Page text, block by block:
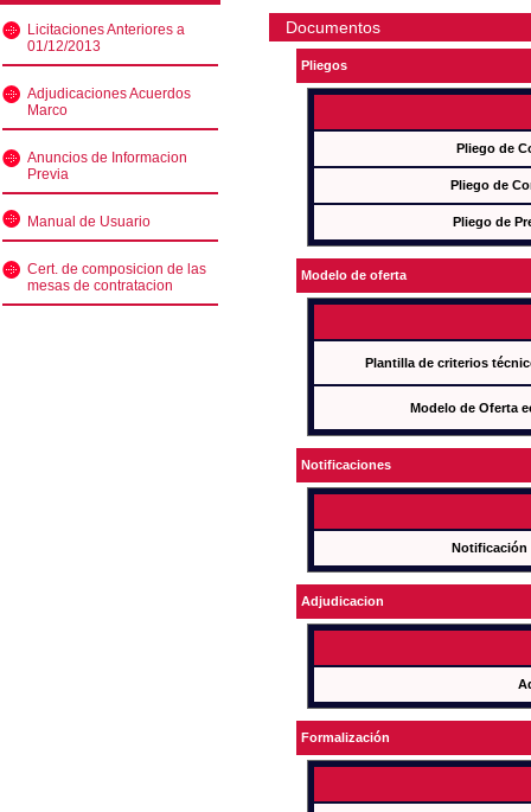
Licitaciones Anteriores a
01/12/2013
Adjudicaciones Acuerdos
Marco
Anuncios de Informacion
Previa
Manual de Usuario
Cert. de composicion de las
mesas de contratacion
Documentos
Pliegos
Pliego de
Pliego de
Pliego de
Modelo de oferta
Plantilla de criterios
Modelo de Oferta
Notificaciones
Notificación
Adjudicacion
Formalización